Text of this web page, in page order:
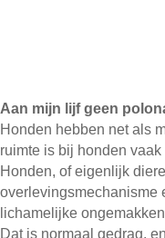
Aan mijn lijf geen
Honden hebben net als
ruimte is bij honden
Honden, of eigenlijk
overlevingsmechanisme
lichamelijke
Dat is normaal gedrag,